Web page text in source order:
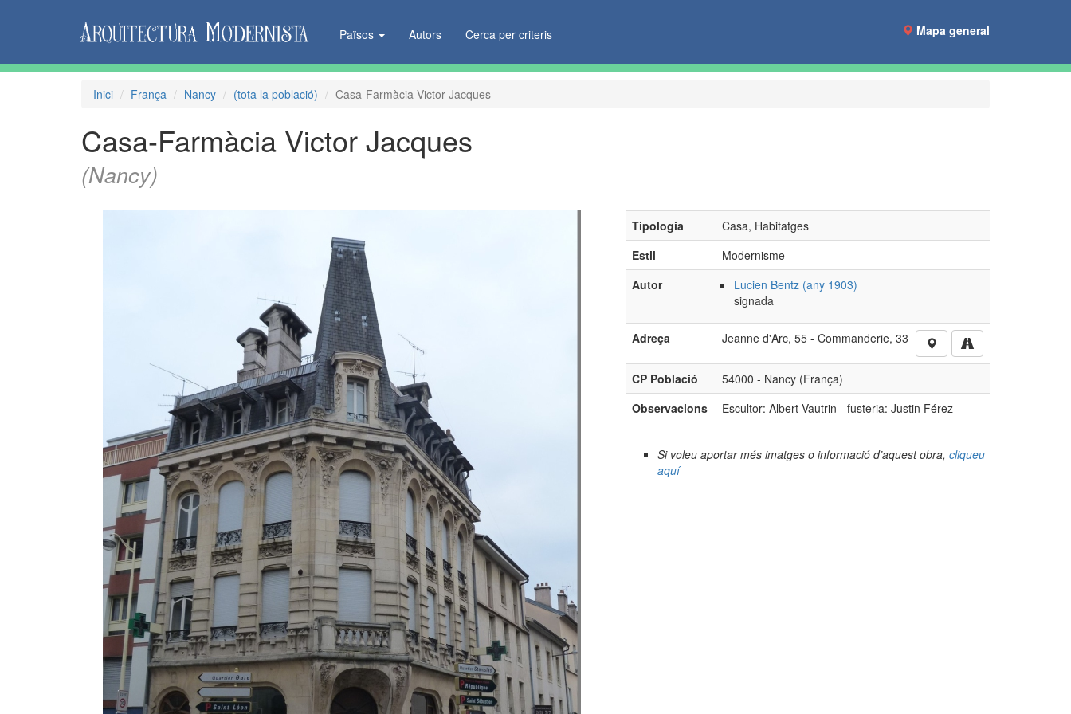
Països Autors Cerca per criteris Mapa general
Inici França Nancy (tota la població) Casa-Farmàcia Victor Jacques
Casa-Farmàcia Victor Jacques
(Nancy)
Tipologia
Casa, Habitatges
Estil
Modernisme
Autor
Lucien Bentz (any 1903)
signada
Adreça Jeanne d'Arc, 55 - Commanderie, 33
CP Població
54000 - Nancy (França)
Observacions
Escultor: Albert Vautrin - fusteria: Justin Férez
Si voleu aportar més imatges o informació d’aquest obra, cliqueu
aquí